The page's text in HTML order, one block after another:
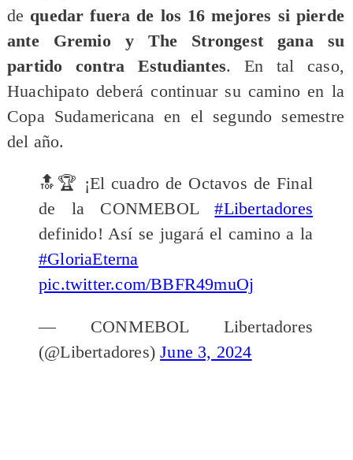
de quedar fuera de los 16 mejores si pierde
ante Gremio y The Strongest gana su
partido contra Estudiantes. En tal caso,
Huachipato deberá continuar su camino en la
Copa Sudamericana en el segundo semestre
del año.
🔝🏆 ¡El cuadro de Octavos de Final
de la CONMEBOL#Libertadores
definido! Así se jugará el camino a la
#GloriaEterna
pic.twitter.com/BBFR49muOj
— CONMEBOL Libertadores
(@Libertadores)June 3, 2024